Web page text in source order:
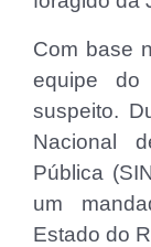
Com base
equipe
suspeito.
Nacional
Pública
um
Estado do